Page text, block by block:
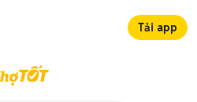
Tải app